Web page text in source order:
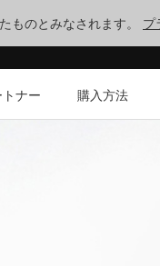
ものとみなされます。 プ
ナー 購入方法